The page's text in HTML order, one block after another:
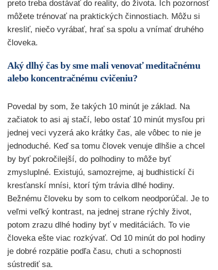
preto treba dostávať do reality, do života. Ich pozornosť
môžete trénovať na praktických činnostiach. Môžu si
kresliť, niečo vyrábať, hrať sa spolu a vnímať druhého
človeka.
Aký dlhý čas by sme mali venovať meditačnému
alebo koncentračnému cvičeniu?
Povedal by som, že takých 10 minút je základ. Na
začiatok to asi aj stačí, lebo ostať 10 minút mysľou pri
jednej veci vyzerá ako krátky čas, ale vôbec to nie je
jednoduché. Keď sa tomu človek venuje dlhšie a chcel
by byť pokročilejší, do polhodiny to môže byť
zmysluplné. Existujú, samozrejme, aj budhistickí či
kresťanskí mnísi, ktorí tým trávia dlhé hodiny.
Bežnému človeku by som to celkom neodporúčal. Je to
veľmi veľký kontrast, na jednej strane rýchly život,
potom zrazu dlhé hodiny byť v meditáciách. To vie
človeka ešte viac rozkývať. Od 10 minút do pol hodiny
je dobré rozpätie podľa času, chuti a schopnosti
sústrediť sa.